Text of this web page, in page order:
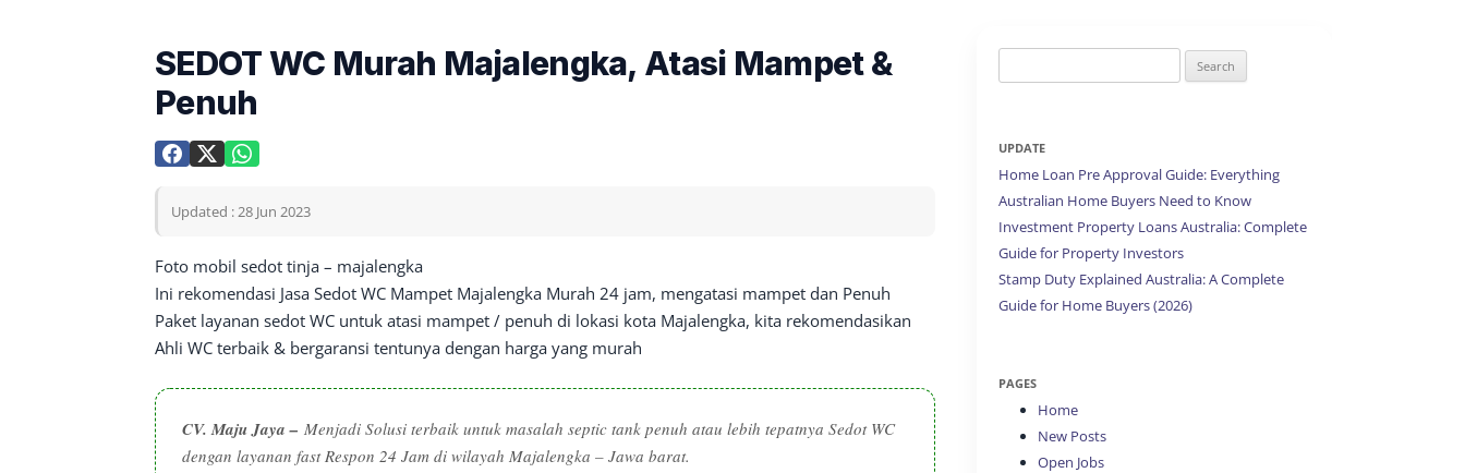
SEDOT WC Murah Majalengka, Atasi Mampet &
Penuh
Updated : 28 Jun 2023
Foto mobil sedot tinja – majalengka
Ini rekomendasi Jasa Sedot WC Mampet Majalengka Murah 24 jam, mengatasi mampet dan Penuh
Paket layanan sedot WC untuk atasi mampet / penuh di lokasi kota Majalengka, kita rekomendasikan
Ahli WC terbaik & bergaransi tentunya dengan harga yang murah
CV. Maju Jaya – Menjadi Solusi terbaik untuk masalah septic tank penuh atau lebih tepatnya Sedot WC
dengan layanan fast Respon 24 Jam di wilayah Majalengka – Jawa barat.
for:
UPDATE
Home Loan Pre Approval Guide: Everything
Australian Home Buyers Need to Know
Investment Property Loans Australia: Complete
Guide for Property Investors
Stamp Duty Explained Australia: A Complete
Guide for Home Buyers (2026)
PAGES
Home
New Posts
Open Jobs